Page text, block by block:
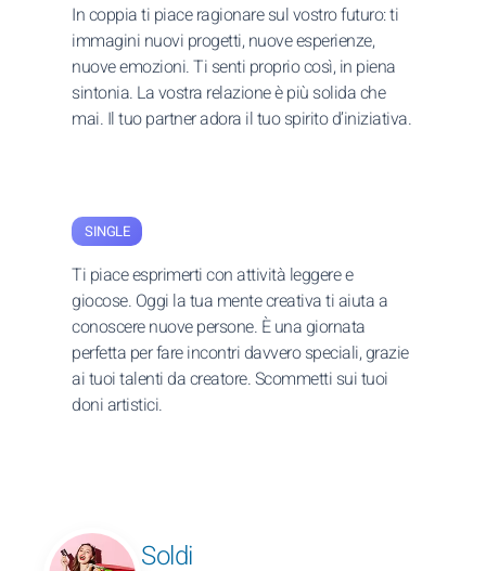
In coppia ti piace ragionare sul vostro futuro: ti
immagini nuovi progetti, nuove esperienze,
nuove emozioni. Ti senti proprio così, in piena
sintonia. La vostra relazione è più solida che
mai. Il tuo partner adora il tuo spirito d’iniziativa.
SINGLE
Ti piace esprimerti con attività leggere e
giocose. Oggi la tua mente creativa ti aiuta a
conoscere nuove persone. È una giornata
perfetta per fare incontri davvero speciali, grazie
ai tuoi talenti da creatore. Scommetti sui tuoi
doni artistici.
Soldi